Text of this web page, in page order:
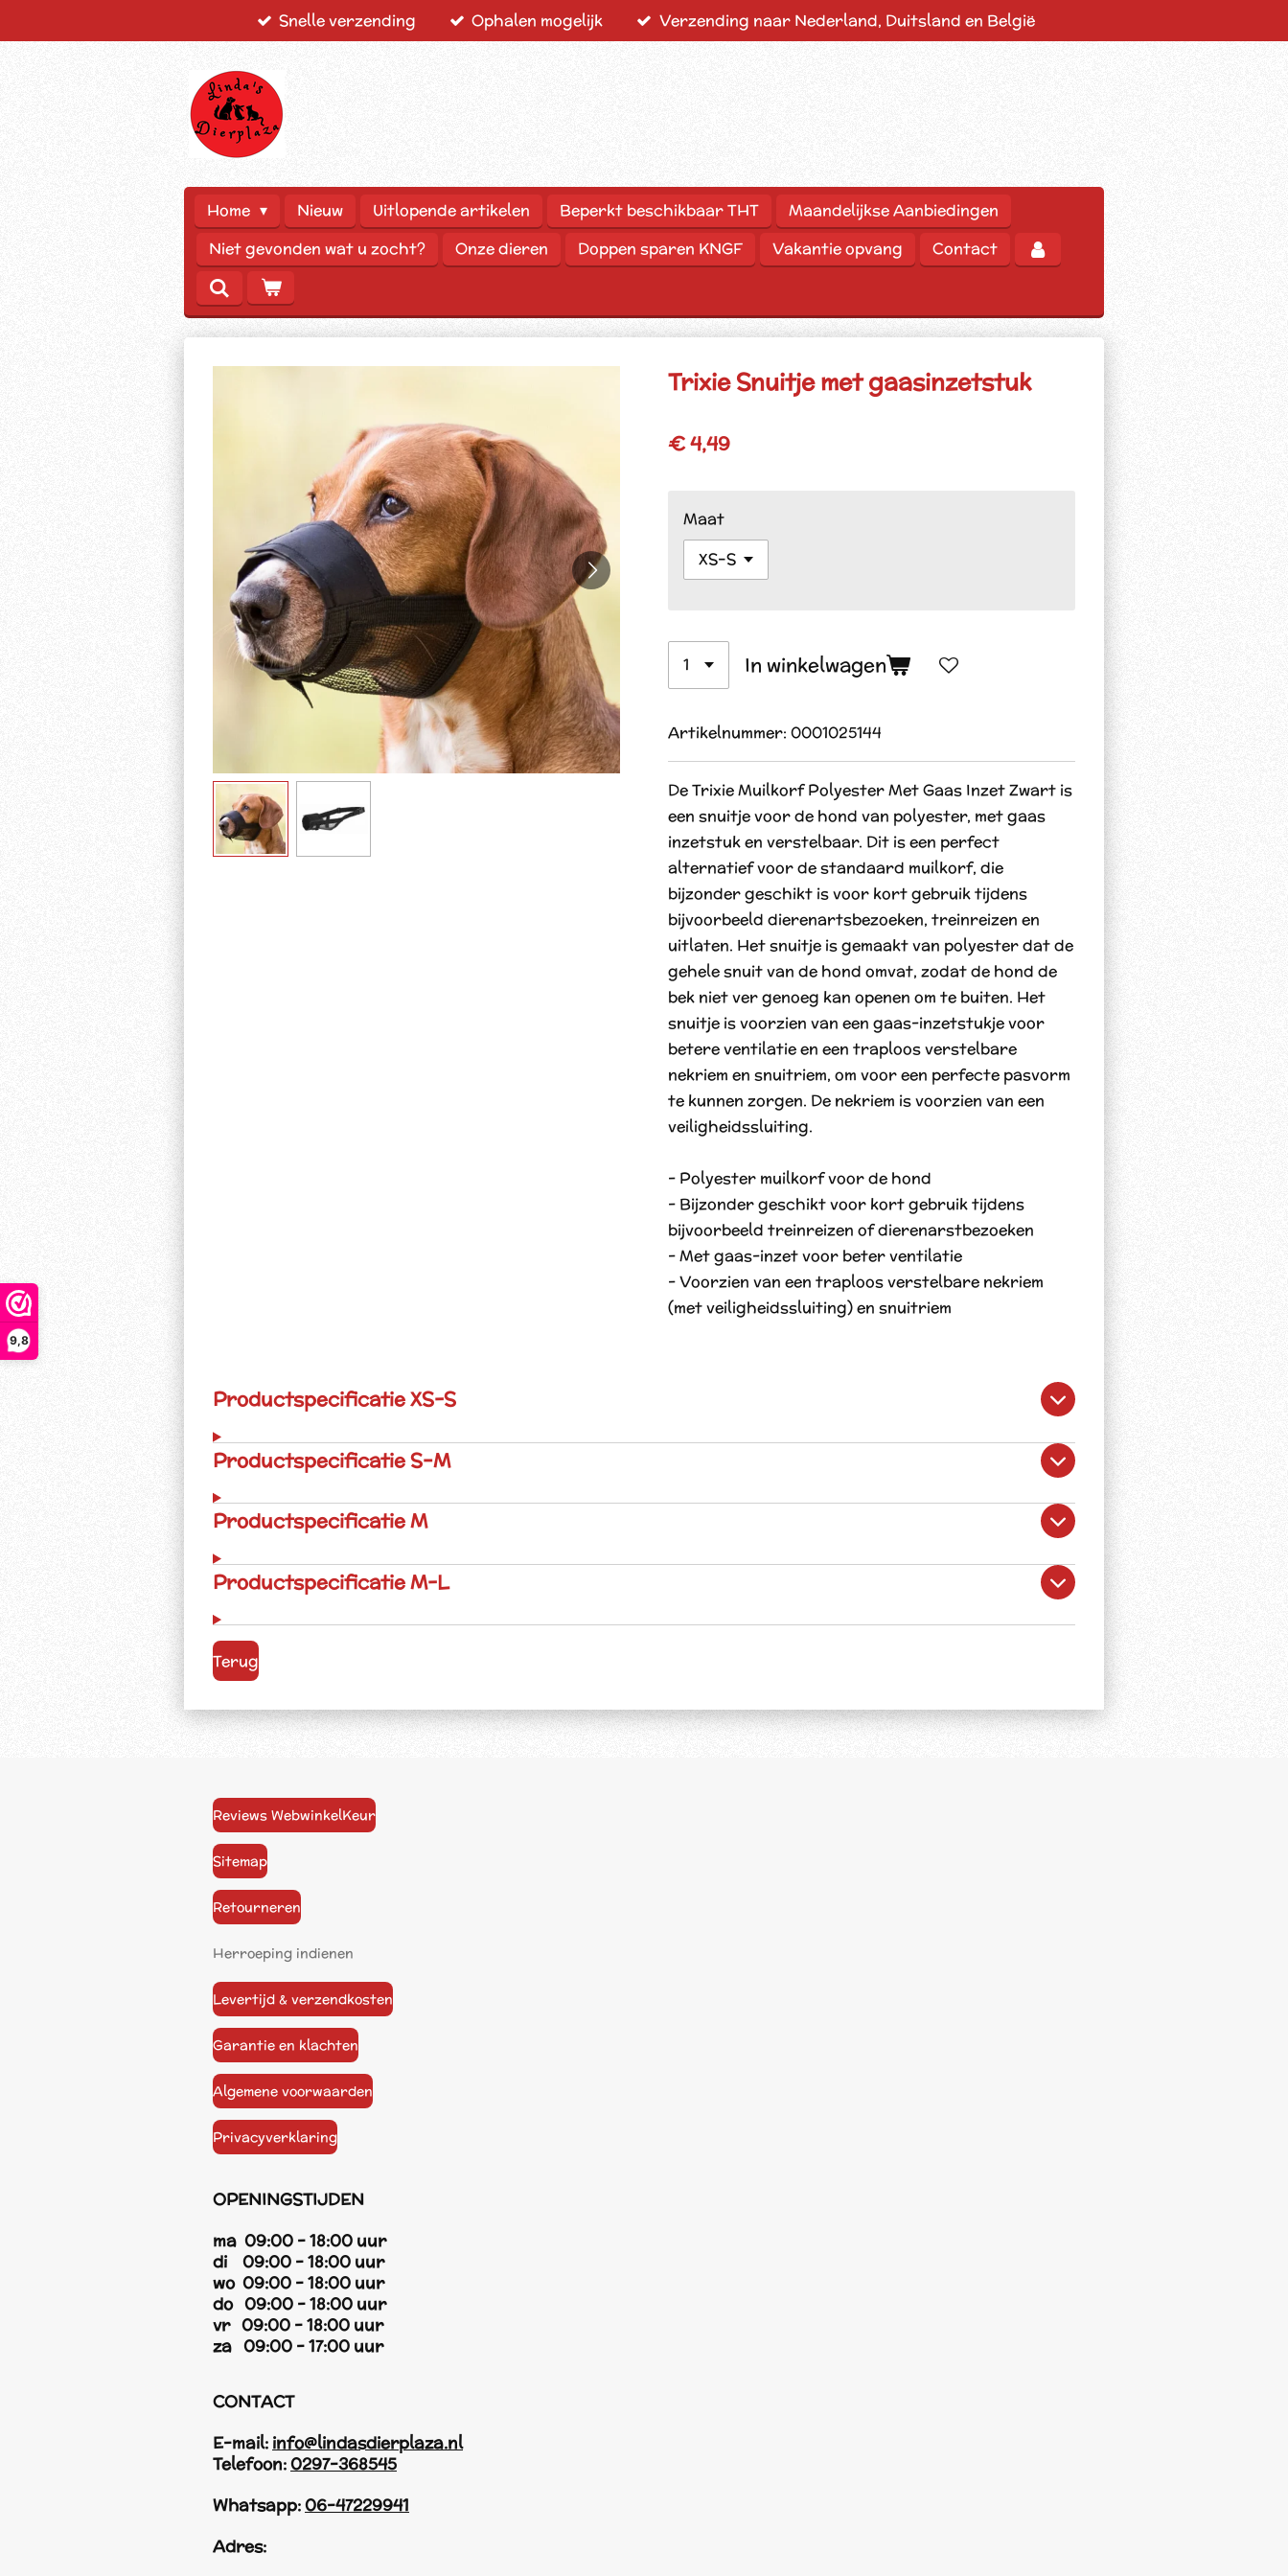
9,8
Snelle verzending Ophalen mogelijk Verzending naar Nederland, Duitsland en België
Home Nieuw Uitlopende artikelen Beperkt beschikbaar THT
Maandelijkse Aanbiedingen
Niet gevonden wat u zocht?
Onze dieren Doppen sparen KNGF Vakantie opvang Contact
Trixie Snuitje met gaasinzetstuk
€ 4,49
Maat
In winkelwagen
Artikelnummer: 0001025144
De Trixie Muilkorf Polyester Met Gaas Inzet Zwart is
een snuitje voor de hond van polyester, met gaas
inzetstuk en verstelbaar. Dit is een perfect
alternatief voor de standaard muilkorf, die
bijzonder geschikt is voor kort gebruik tijdens
bijvoorbeeld dierenartsbezoeken, treinreizen en
uitlaten. Het snuitje is gemaakt van polyester dat de
gehele snuit van de hond omvat, zodat de hond de
bek niet ver genoeg kan openen om te buiten. Het
snuitje is voorzien van een gaas-inzetstukje voor
betere ventilatie en een traploos verstelbare
nekriem en snuitriem, om voor een perfecte pasvorm
te kunnen zorgen. De nekriem is voorzien van een
veiligheidssluiting.
- Polyester muilkorf voor de hond
- Bijzonder geschikt voor kort gebruik tijdens
bijvoorbeeld treinreizen of dierenarstbezoeken
- Met gaas-inzet voor beter ventilatie
- Voorzien van een traploos verstelbare nekriem
(met veiligheidssluiting) en snuitriem
Productspecificatie XS-S
Productspecificatie S–M
Productspecificatie M
Productspecificatie M-L
Terug
Reviews WebwinkelKeur
Sitemap
Retourneren
Herroeping indienen
Levertijd & verzendkosten
Garantie en klachten
Algemene voorwaarden
Privacyverklaring
OPENINGSTIJDEN
ma 09:00 - 18:00 uur
di 09:00 - 18:00 uur
wo 09:00 - 18:00 uur
do 09:00 - 18:00 uur
vr 09:00 - 18:00 uur
za 09:00 - 17:00 uur
CONTACT
E-mail: info@lindasdierplaza.nl
Telefoon:0297-368545
Whatsapp:06-47229941
Adres: